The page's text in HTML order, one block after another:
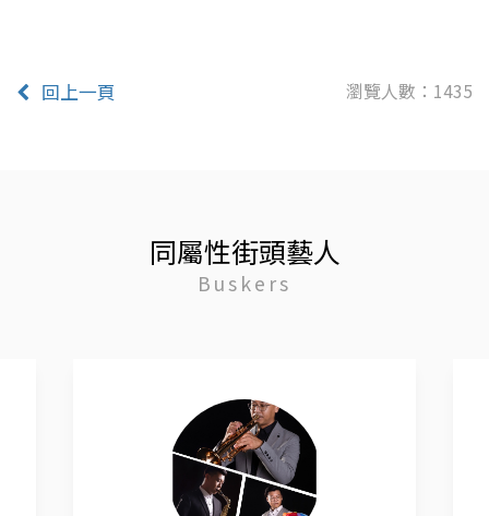
回上一頁 瀏覽人數：1435
同屬性街頭藝人
Buskers